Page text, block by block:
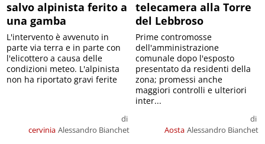
salvo alpinista ferito a
una gamba
cervinia
di
Alessandro Bianchet
L'intervento è avvenuto in
parte via terra e in parte con
l'elicottero a causa delle
condizioni meteo. L'alpinista
non ha riportato gravi ferite
telecamera alla Torre
del Lebbroso
Aosta
di
Alessandro Bianchet
Prime contromosse
dell'amministrazione
comunale dopo l'esposto
presentato da residenti della
zona; promessi anche
maggiori controlli e ulteriori
inter...